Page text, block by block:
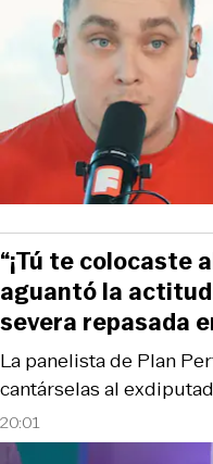
20:01
La panelista de Plan
cantárselas al
“¡Tú te colocaste
aguantó la actitud
severa repasada